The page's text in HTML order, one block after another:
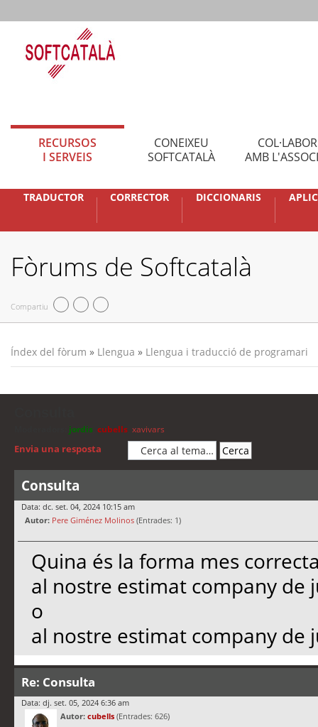
RECURSOS
I SERVEIS
CONEIXEU
SOFTCATALÀ
AMB
TRADUCTOR CORRECTOR DICCIONARIS
Fòrums de Softcatalà
Compartiu
Índex del fòrum » Llengua » Llengua i traducció de programari
jordis cubells xavivars
Envia una resposta
Consulta
Data: dc. set. 04, 2024 10:15 am
Autor: Pere Giménez Molinos (Entrades: 1)
Quina és la forma mes
al nostre estimat company de
o
al nostre estimat company de
Re: Consulta
Data: dj. set. 05, 2024 6:36 am
Autor: cubells (Entrades: 626)